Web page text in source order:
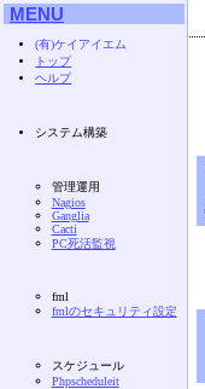
MENU
(有)ケイアイエム
トップ
ヘルプ
システム構築
管理運用
Nagios
Ganglia
Cacti
PC死活監視
fml
fmlのセキュリティ設定
スケジュール
Phpscheduleit